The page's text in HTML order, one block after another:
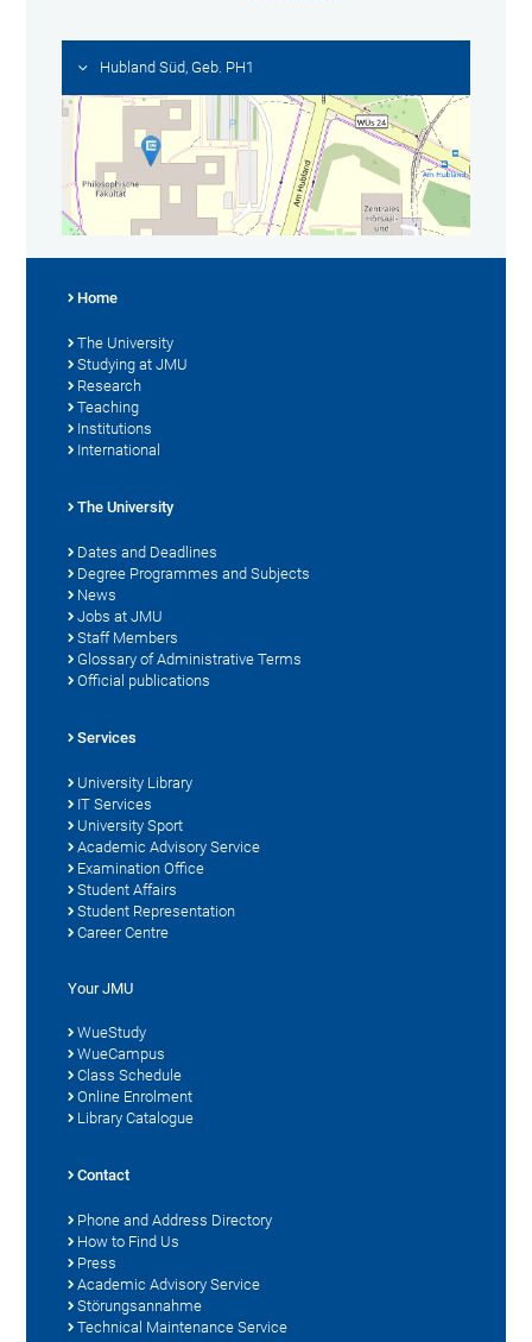
Hubland Süd, Geb. PH1
Home
The University
Studying at JMU
Research
Teaching
Institutions
International
The University
Dates and Deadlines
Degree Programmes and Subjects
News
Jobs at JMU
Staff Members
Glossary of Administrative Terms
Official publications
Services
University Library
IT Services
University Sport
Academic Advisory Service
Examination Office
Student Affairs
Student Representation
Career Centre
Your JMU
WueStudy
WueCampus
Class Schedule
Online Enrolment
Library Catalogue
Contact
Phone and Address Directory
How to Find Us
Press
Academic Advisory Service
Störungsannahme
Technical Maintenance Service